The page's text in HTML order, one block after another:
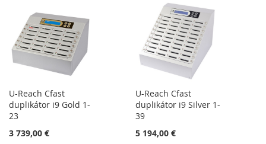
U-Reach Cfast
duplikátor i9 Gold 1-
23
3 739,00 €
U-Reach Cfast
duplikátor i9 Silver 1-
39
5 194,00 €